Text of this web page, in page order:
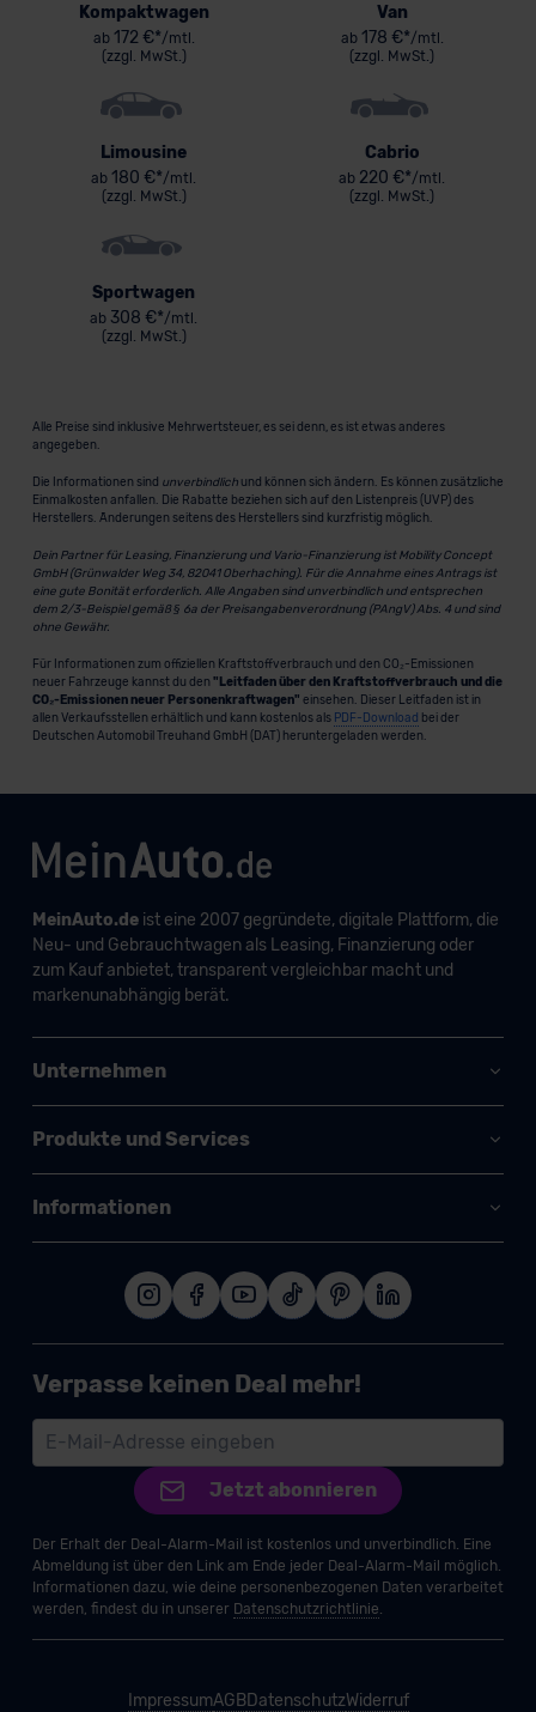
Kompaktwagen
ab172 €*/mtl.
(zzgl. MwSt.)
Van
ab178 €*/mtl.
(zzgl. MwSt.)
Limousine
ab 180 €*/mtl.
(zzgl. MwSt.)
Cabrio
ab 220 €*/mtl.
(zzgl. MwSt.)
Sportwagen
ab 308 €*/mtl.
(zzgl. MwSt.)
Alle Preise sind inklusive Mehrwertsteuer, es sei denn, es ist etwas anderes
angegeben.
Die Informationen sind unverbindlichund können sich ändern. Es können zusätzliche
Einmalkosten anfallen. Die Rabatte beziehen sich auf den Listenpreis (UVP) des
Herstellers. Änderungen seitens des Herstellers sind kurzfristig möglich.
Dein Partner für Leasing, Finanzierung und Vario-Finanzierung ist Mobility Concept
GmbH (Grünwalder Weg 34, 82041 Oberhaching). Für die Annahme eines Antrags ist
eine gute Bonität erforderlich. Alle Angaben sind unverbindlich und entsprechen
dem 2/3-Beispiel gemäß § 6a der Preisangabenverordnung (PAngV) Abs. 4 und sind
ohne Gewähr.
Für Informationen zum offiziellen Kraftstoffverbrauch und den CO₂-Emissionen
neuer Fahrzeuge kannst du den "Leitfaden über den Kraftstoffverbrauch und die
CO₂-Emissionen neuer Personenkraftwagen" einsehen. Dieser Leitfaden ist in
allen Verkaufsstellen erhältlich und kann kostenlos als PDF-Download bei der
Deutschen Automobil Treuhand GmbH (DAT) heruntergeladen werden.
MeinAuto.deist eine 2007 gegründete, digitale Plattform, die
Neu- und Gebrauchtwagen als Leasing, Finanzierung oder
zum Kauf anbietet, transparent vergleichbar macht und
markenunabhängig berät.
Unternehmen
Produkte und Services
Informationen
Verpasse keinen Deal mehr!
Jetzt abonnieren
Der Erhalt der Deal-Alarm-Mail ist kostenlos und unverbindlich. Eine
Abmeldung ist über den Link am Ende jeder Deal-Alarm-Mail möglich.
Informationen dazu, wie deine personenbezogenen Daten verarbeitet
werden, findest du in unserer Datenschutzrichtlinie.
ImpressumAGBDatenschutzWiderruf